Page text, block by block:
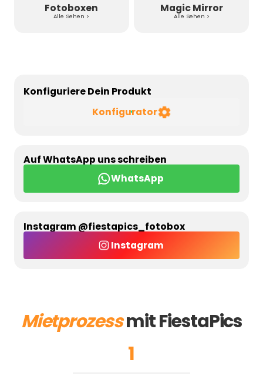
Fotoboxen
Alle Sehen >
Magic Mirror
Alle Sehen >
Konfiguriere Dein Produkt
Konfigurator
Auf WhatsApp uns schreiben
WhatsApp
Instagram @fiestapics_fotobox
Instagram
Mietprozessmit FiestaPics
1